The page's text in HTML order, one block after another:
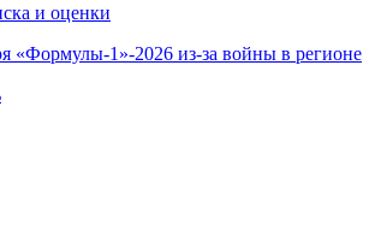
и оценки
«Формулы-1»-2026 из-за войны в регионе